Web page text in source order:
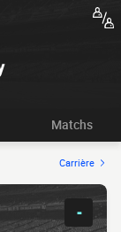
Matchs
Carrière
-